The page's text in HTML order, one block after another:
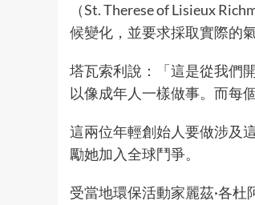
（St. Therese of Lisieux
候變化，並要求採取實際的氣
塔瓦索利說：「這是從我們
以像成年人一樣做事。而每
這兩位年輕創始人要做涉及
勵她加入全球鬥爭。
受當地環保活動家麗茲·各杜